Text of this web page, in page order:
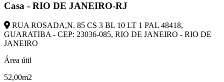
Casa - RIO DE JANEIRO-RJ
RUA ROSADA,N. 85 CS 3 BL 10 LT 1 PAL 48418,
GUARATIBA - CEP: 23036-085, RIO DE JANEIRO - RIO DE
JANEIRO
Área útil
52,00m2